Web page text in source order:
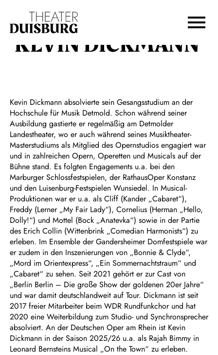
Zur Hauptnavigation springen
Zum Footer springen
KEVIN DICKMANN
Kevin Dickmann absolvierte sein Gesangsstudium an der
Hochschule für Musik Detmold. Schon während seiner
Ausbildung gastierte er regelmäßig am Detmolder
Landestheater, wo er auch während seines Musiktheater-
Masterstudiums als Mitglied des Opernstudios engagiert war
und in zahlreichen Opern, Operetten und Musicals auf der
Bühne stand. Es folgten Engagements u.a. bei den
Marburger Schlossfestspielen, der RathausOper Konstanz
und den Luisenburg-Festspielen Wunsiedel. In Musical-
Produktionen war er u.a. als Cliff (Kander „Cabaret“),
Freddy (Lerner „My Fair Lady“), Cornelius (Herman „Hello,
Dolly!“) und Mottel (Bock „Anatevka“) sowie in der Partie
des Erich Collin (Wittenbrink „Comedian Harmonists“) zu
erleben. Im Ensemble der Gandersheimer Domfestspiele war
er zudem in den Inszenierungen von „Bonnie & Clyde“,
„Mord im Orientexpress“, „Ein Sommernachtstraum“ und
„Cabaret“ zu sehen. Seit 2021 gehört er zur Cast von
„Berlin Berlin – Die große Show der goldenen 20er Jahre“
und war damit deutschlandweit auf Tour. Dickmann ist seit
2017 freier Mitarbeiter beim WDR Rundfunkchor und hat
2020 eine Weiterbildung zum Studio- und Synchronsprecher
absolviert. An der Deutschen Oper am Rhein ist Kevin
Dickmann in der Saison 2025/26 u.a. als Rajah Bimmy in
Leonard Bernsteins Musical „On the Town“ zu erleben.